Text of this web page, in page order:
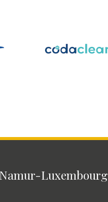
Luxembourg